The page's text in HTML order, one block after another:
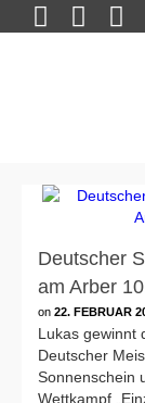
Deutscher
am Arber
on 22. FEBRUAR
Lukas gewinnt
Deutscher
Sonnenschein
Wettkampf